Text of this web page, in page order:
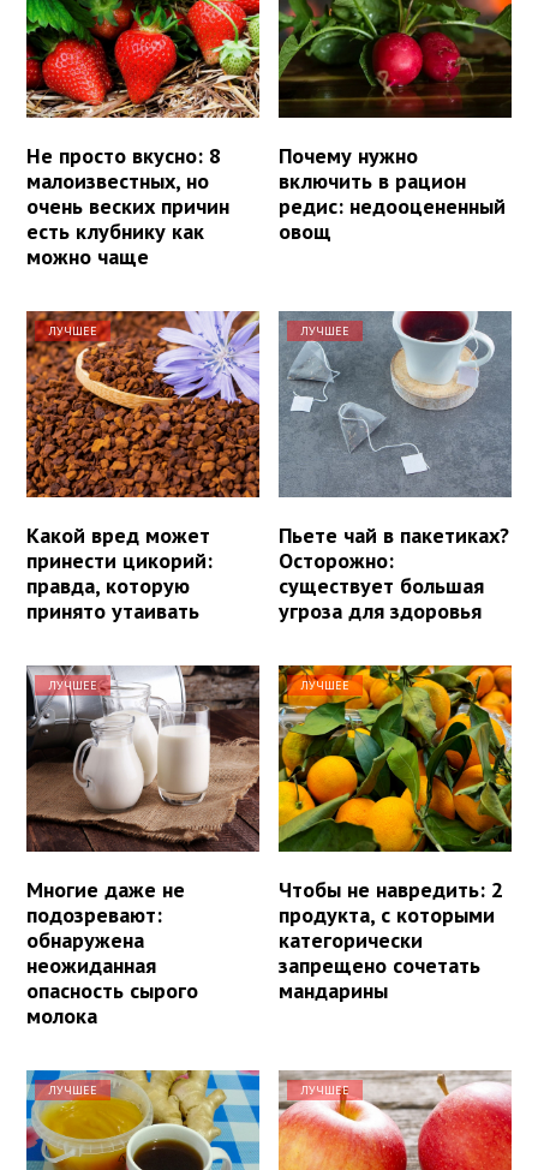
Не просто вкусно: 8
малоизвестных, но
очень веских причин
есть клубнику как
можно чаще
Почему нужно
включить в рацион
редис: недооцененный
овощ
ЛУЧШЕЕ
Какой вред может
принести цикорий:
правда, которую
принято утаивать
ЛУЧШЕЕ
Пьете чай в пакетиках?
Осторожно:
существует большая
угроза для здоровья
ЛУЧШЕЕ
Многие даже не
подозревают:
обнаружена
неожиданная
опасность сырого
молока
ЛУЧШЕЕ
Чтобы не навредить: 2
продукта, с которыми
категорически
запрещено сочетать
мандарины
ЛУЧШЕЕ ЛУЧШЕЕ